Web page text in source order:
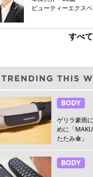
ビューティーエクス
すべ
BODY
ゲリラ豪雨
めに「
たたみ傘」
BODY